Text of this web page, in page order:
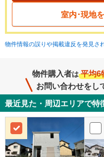
室内･現地
物件情報の誤りや掲載違反を発見さ
物件購入者は 平均6
お問い合わせをし
最近見た・周辺エリアで特